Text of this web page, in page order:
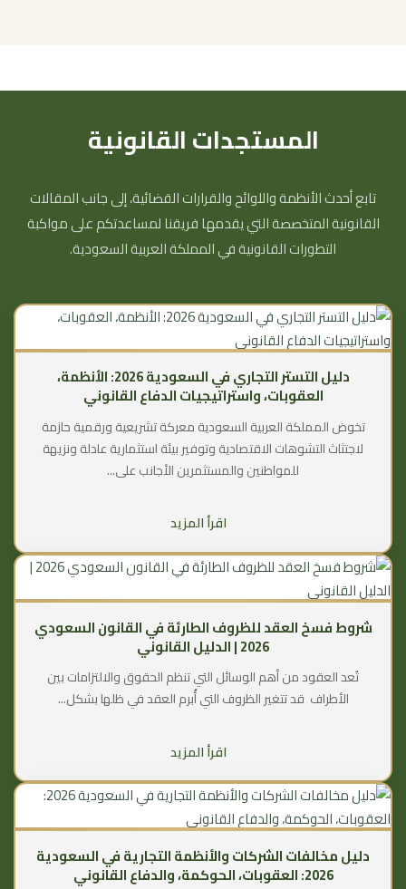
المستجدات القانونية
تابع أحدث الأنظمة واللوائح والقرارات القضائية، إلى جانب المقالات
القانونية المتخصصة التي يقدمها فريقنا لمساعدتكم على مواكبة
التطورات القانونية في المملكة العربية السعودية.
دليل التستر التجاري في السعودية 2026: الأنظمة،
العقوبات، واستراتيجيات الدفاع القانوني
تخوض المملكة العربية السعودية معركة تشريعية ورقمية حازمة
لاجتثاث التشوهات الاقتصادية وتوفير بيئة استثمارية عادلة ونزيهة
للمواطنين والمستثمرين الأجانب على...
اقرأ المزيد
شروط فسخ العقد للظروف الطارئة في القانون السعودي
2026 | الدليل القانوني
تُعد العقود من أهم الوسائل التي تنظم الحقوق والالتزامات بين
الأطراف قد تتغير الظروف التي أُبرم العقد في ظلها بشكل...
اقرأ المزيد
دليل مخالفات الشركات والأنظمة التجارية في السعودية
2026: العقوبات، الحوكمة، والدفاع القانوني